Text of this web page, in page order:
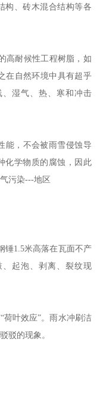
构、砖木混合结构等各
高耐候性工程树脂，如
在自然环境中具有超乎
湿气、热、寒和冲击
能，不会被雨雪侵蚀导
化学物质的腐蚀，因此
污染---地区
锤1.5米高落在瓦面不产
起泡、剥离、裂纹现
荷叶效应”。雨水冲刷洁
驳的现象。